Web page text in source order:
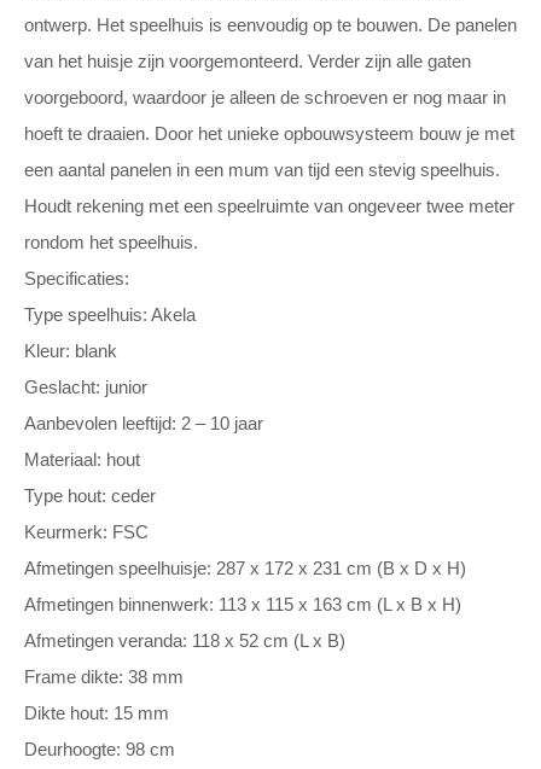
ontwerp. Het speelhuis is eenvoudig op te bouwen. De panelen
van het huisje zijn voorgemonteerd. Verder zijn alle gaten
voorgeboord, waardoor je alleen de schroeven er nog maar in
hoeft te draaien. Door het unieke opbouwsysteem bouw je met
een aantal panelen in een mum van tijd een stevig speelhuis.
Houdt rekening met een speelruimte van ongeveer twee meter
rondom het speelhuis.
Specificaties:
Type speelhuis: Akela
Kleur: blank
Geslacht: junior
Aanbevolen leeftijd: 2 – 10 jaar
Materiaal: hout
Type hout: ceder
Keurmerk: FSC
Afmetingen speelhuisje: 287 x 172 x 231 cm (B x D x H)
Afmetingen binnenwerk: 113 x 115 x 163 cm (L x B x H)
Afmetingen veranda: 118 x 52 cm (L x B)
Frame dikte: 38 mm
Dikte hout: 15 mm
Deurhoogte: 98 cm